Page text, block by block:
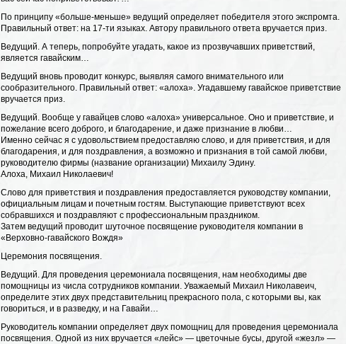
По принципу «больше-меньше» ведущий определяет победителя этого экспромта.
Правильный ответ: на 17-ти языках. Автору правильного ответа вручается приз.
Ведущий. А теперь, попробуйте угадать, какое из прозвучавших приветствий,
является гавайским…
Ведущий вновь проводит конкурс, выявляя самого внимательного или
сообразительного. Правильный ответ: «алоха». Угадавшему гавайское приветствие
вручается приз.
Ведущий. Вообще у гавайцев слово «алоха» универсальное. Оно и приветствие, и
пожелание всего доброго, и благодарение, и даже признание в любви…
Именно сейчас я с удовольствием предоставляю слово, и для приветствия, и для
благодарения, и для поздравления, а возможно и признания в той самой любви,
руководителю фирмы (название организации) Михаилу Эдину.
Алоха, Михаил Николаевич!
Слово для приветствия и поздравления предоставляется руководству компании,
официальным лицам и почетным гостям. Выступающие приветствуют всех
собравшихся и поздравляют с профессиональным праздником.
Затем ведущий проводит шуточное посвящение руководителя компании в
«Верховно-гавайского Вождя»
Церемония посвящения.
Ведущий. Для проведения церемониала посвящения, нам необходимы две
помощницы из числа сотрудников компании. Уважаемый Михаил Николавеич,
определите этих двух представительниц прекрасного пола, с которыми вы, как
говориться, и в разведку, и на Гавайи…
Руководитель компании определяет двух помощниц для проведения церемониала
посвящения. Одной из них вручается «лейс» — цветочные бусы, другой «жезл» —